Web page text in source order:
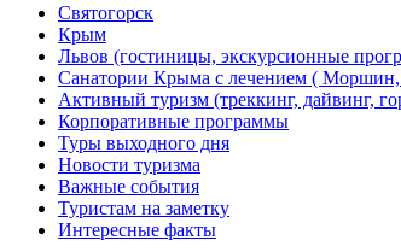
Святогорск
Крым
Львов (гостиницы, экскурсионные
Санатории Крыма с лечением ( Моршин,
Активный туризм (треккинг, дайвинг,
Корпоративные программы
Туры выходного дня
Новости туризма
Важные события
Туристам на заметку
Интересные факты